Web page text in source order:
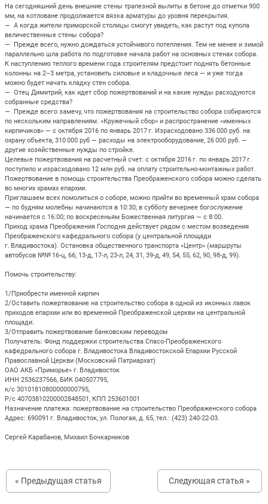
На сегодняшний день внешние стены трапезной вылиты в бетоне до отметки 900
мм, на котловане продолжается вязка арматуры до уровня перекрытия.
— А когда жители приморской столицы смогут увидеть, как растут под купола
величественные стены собора?
— Прежде всего, нужно дождаться устойчивого потепления. Тем не менее и зимой
параллельно шла работа по подготовке начала работ на основных стенах собора.
К наступлению теплого времени года строителям предстоит поднять бетонные
колонны на 2–3 метра, установить силовые и кладочные леса — и уже тогда
можно будет начать кладку стен собора.
— Отец Димитрий, как идет сбор пожертвований и на какие нужды расходуются
собранные средства?
— Прежде всего замечу, что пожертвования на строительство собора собираются
по нескольким направлениям. «Кружечный сбор» и распространение «именных
кирпичиков» — с октября 2016 по январь 2017 г. Израсходовано 336 000 руб. на
охрану объекта, 310 000 руб — расходы на электрооборудование, 26 000 руб. —
другие хозяйственные нужды по стройке.
Целевые пожертвования на расчетный счет: с октября 2016 г. по январь 2017 г.
поступило и израсходовано 12 млн руб. на оплату строительно-монтажных работ.
Пожертвование в помощь строительства Преображенского собора можно сделать
во многих храмах епархии.
Приглашаем всех помолиться о соборе, можно прийти во временный храм собора
— по будням молебны начинаются в 10:30; в субботу вечернее богослужение
начинается с 16:00; по воскресеньям Божественная литургия — с 8:00.
Приход храма Преображения Господня действует рядом с местом возведения
Преображенского кафедрального собора (у центральной площади
г. Владивостока). Остановка общественного транспорта «Центр» (маршруты
автобусов №№ 16-ц, 66; 13-д, 17-л, 23-л, 24, 31, 39-д, 49, 54, 55, 62, 90, 98-д, 99).
Помочь строительству:
1/Приобрести именной кирпич
2/Оставить пожертвование на строительство собора в одной из иконных лавок
приходов епархии или во временной Преображенской церкви на центральной
площади.
3/Отправить пожертвование банковским переводом
Получатель: Фонд поддержки строительства Спасо-Преображенского
кафедрального собора г. Владивостока Владивостокской Епархии Русской
Православной Церкви (Московский Патриархат)
ОАО АКБ «Приморье» г. Владивосток
ИНН 2536237566, БИК 040507795,
к/с 30101810800000000795,
Р/с 40703810200002848501, КПП 253601001
Назначение платежа: пожертвование на строительство Преображенского собора
Адрес: 690091 г. Владивосток, ул. Пологая, д. 65, тел.: (423) 240‑22‑03.
Сергей Карабанов, Михаил Бочкарников
« Предыдущая статья Следующая статья »